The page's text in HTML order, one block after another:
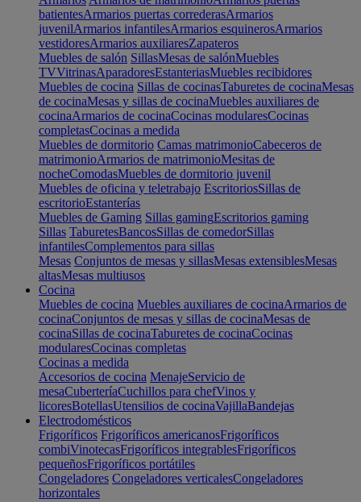
batientesArmarios puertas correderasArmarios
juvenilArmarios infantilesArmarios esquinerosArmarios
vestidoresArmarios auxiliaresZapateros
Muebles de salón SillasMesas de salónMuebles
TVVitrinasAparadoresEstanteriasMuebles recibidores
Muebles de cocina Sillas de cocinasTaburetes de cocinaMesas
de cocinaMesas y sillas de cocinaMuebles auxiliares de
cocinaArmarios de cocinaCocinas modularesCocinas
completasCocinas a medida
Muebles de dormitorio Camas matrimonioCabeceros de
matrimonioArmarios de matrimonioMesitas de
nocheComodasMuebles de dormitorio juvenil
Muebles de oficina y teletrabajo EscritoriosSillas de
escritorioEstanterías
Muebles de Gaming Sillas gamingEscritorios gaming
Sillas TaburetesBancosSillas de comedorSillas
infantilesComplementos para sillas
Mesas Conjuntos de mesas y sillasMesas extensiblesMesas
altasMesas multiusos
Cocina
Muebles de cocina Muebles auxiliares de cocinaArmarios de
cocinaConjuntos de mesas y sillas de cocinaMesas de
cocinaSillas de cocinaTaburetes de cocinaCocinas
modularesCocinas completas
Cocinas a medida
Accesorios de cocina MenajeServicio de
mesaCuberteríaCuchillos para chefVinos y
licoresBotellasUtensilios de cocinaVajillaBandejas
Electrodomésticos
Frigoríficos Frigoríficos americanosFrigoríficos
combiVinotecasFrigoríficos integrablesFrigoríficos
pequeñosFrigoríficos portátiles
Congeladores Congeladores verticalesCongeladores
horizontales